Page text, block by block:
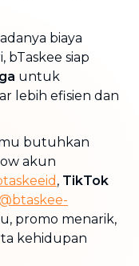
biaya
bTaskee siap
untuk
lebih efisien dan
butuhkan
akun
, TikTok
promo menarik,
kehidupan